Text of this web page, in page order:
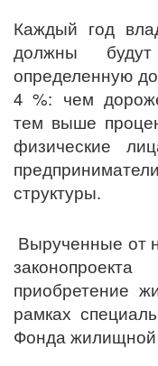
Каждый год
должны будут
определенную
4 %: чем
тем выше
физические
структуры.
Вырученные от
приобретение
рамках
Фонда